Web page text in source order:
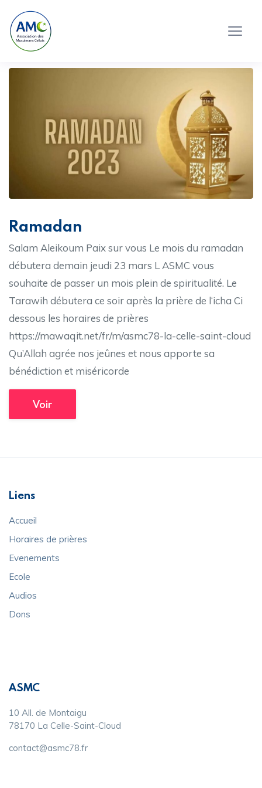
Ramadan
Salam Aleikoum Paix sur vous Le mois du ramadan
débutera demain jeudi 23 mars L ASMC vous
souhaite de passer un mois plein de spiritualité. Le
Tarawih débutera ce soir après la prière de l‘icha Ci
dessous les horaires de prières
https://mawaqit.net/fr/m/asmc78-la-celle-saint-cloud
Qu’Allah agrée nos jeûnes et nous apporte sa
bénédiction et miséricorde
Voir
Liens
Accueil
Horaires de prières
Evenements
Ecole
Audios
Dons
ASMC
10 All. de Montaigu
78170 La Celle-Saint-Cloud
contact@asmc78.fr